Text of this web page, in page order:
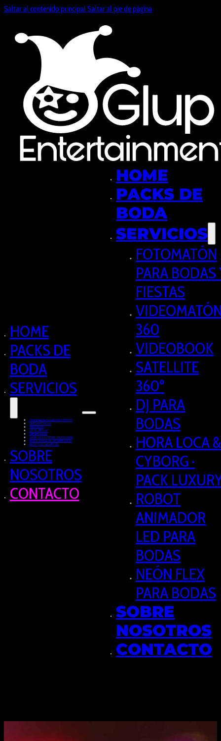
Saltar al contenido principalSaltar al pie de página
HOME
PACKS DE
BODA
SERVICIOS
FOTOMATÓN PARA BODAS Y FIESTAS
VIDEOMATÓN 360
VIDEOBOOK
SATELLITE 360º
DJ PARA BODAS
HORA LOCA & CYBORG · PACK LUXURY
ROBOT ANIMADOR LED PARA BODAS
NEÓN FLEX PARA BODAS
SOBRE
NOSOTROS
CONTACTO
HOME
PACKS DE
BODA
SERVICIOS
FOTOMATÓN
PARA BODAS
FIESTAS
360
VIDEOBOOK
SATELLITE
360º
DJ PARA
BODAS
HORA LOCA &
CYBORG ·
PACK
ROBOT
ANIMADOR
LED PARA
BODAS
NEÓN FLEX
PARA BODAS
SOBRE
NOSOTROS
CONTACTO